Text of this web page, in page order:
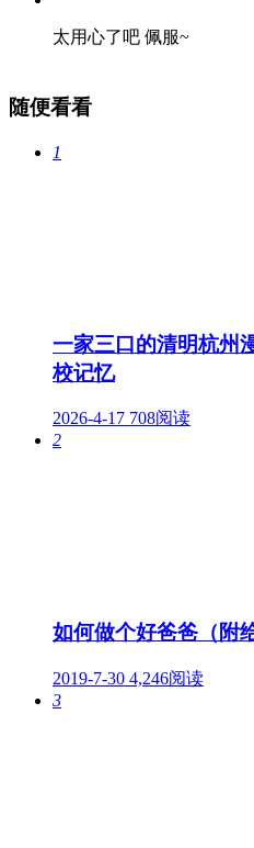
太用心了吧 佩服~
随便看看
1
一家三口的清明杭州
校记忆
2026-4-17 708阅读
2
如何做个好爸爸（附
2019-7-30 4,246阅读
3